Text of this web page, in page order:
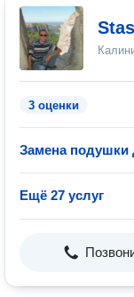
3 оценки
Замена подушки
Ещё 27 услуг